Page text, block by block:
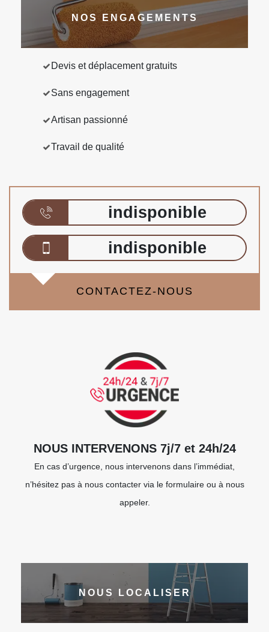
NOS ENGAGEMENTS
Devis et déplacement gratuits
Sans engagement
Artisan passionné
Travail de qualité
indisponible
indisponible
CONTACTEZ-NOUS
NOUS INTERVENONS 7j/7 et 24h/24
En cas d’urgence, nous intervenons dans l’immédiat,
n’hésitez pas à nous contacter via le formulaire ou à nous
appeler.
NOUS LOCALISER